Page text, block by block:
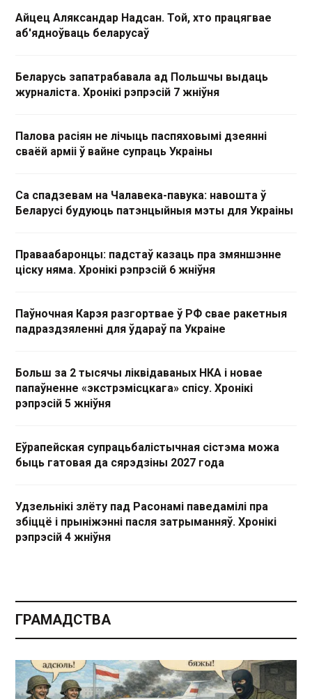
Айцец Аляксандар Надсан. Той, хто працягвае
аб'ядноўваць беларусаў
Беларусь запатрабавала ад Польшчы выдаць
журналіста. Хронікі рэпрэсій 7 жніўня
Палова расіян не лічыць паспяховымі дзеянні
сваёй арміі ў вайне супраць Украіны
Са спадзевам на Чалавека-павука: навошта ў
Беларусі будуюць патэнцыйныя мэты для Украіны
Праваабаронцы: падстаў казаць пра змяншэнне
ціску няма. Хронікі рэпрэсій 6 жніўня
Паўночная Карэя разгортвае ў РФ свае ракетныя
падраздзяленні для ўдараў па Украіне
Больш за 2 тысячы ліквідаваных НКА і новае
папаўненне «экстрэмісцкага» спісу. Хронікі
рэпрэсій 5 жніўня
Еўрапейская супрацьбалістычная сістэма можа
быць гатовая да сярэдзіны 2027 года
Удзельнікі злёту пад Расонамі паведамілі пра
збіццё і прыніжэнні пасля затрыманняў. Хронікі
рэпрэсій 4 жніўня
ГРАМАДСТВА